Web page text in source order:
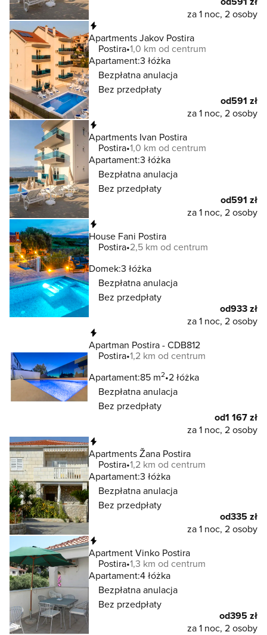
za 1 noc, 2 osoby
Apartments Jakov Postira
Postira 1,0 km od centrum
Apartament:3 łóżka
Bezpłatna anulacja
Bez przedpłaty
od591 zł
za 1 noc, 2 osoby
Apartments Ivan Postira
Postira 1,0 km od centrum
Apartament:3 łóżka
Bezpłatna anulacja
Bez przedpłaty
od591 zł
za 1 noc, 2 osoby
House Fani Postira
Postira 2,5 km od centrum
Domek:3 łóżka
Bezpłatna anulacja
Bez przedpłaty
od933 zł
za 1 noc, 2 osoby
Apartman Postira - CDB812
Postira 1,2 km od centrum
Apartament:85 m2 2 łóżka
Bezpłatna anulacja
Bez przedpłaty
od1 167 zł
za 1 noc, 2 osoby
Apartments Žana Postira
Postira 1,2 km od centrum
Apartament:3 łóżka
Bezpłatna anulacja
Bez przedpłaty
od335 zł
za 1 noc, 2 osoby
Apartment Vinko Postira
Postira 1,3 km od centrum
Apartament:4 łóżka
Bezpłatna anulacja
Bez przedpłaty
od395 zł
za 1 noc, 2 osoby